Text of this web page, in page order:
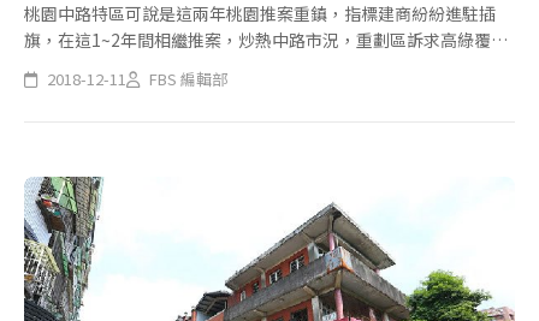
桃園中路特區可說是這兩年桃園推案重鎮，指標建商紛紛進駐插
旗，在這1~2年間相繼推案，炒熱中路市況，重劃區訴求高綠覆
率、純住宅優勢，被譽為下個藝文特區，新案多規劃首購產品，吸
引許多首購族移居選購。
2018-12-11 FBS 編輯部